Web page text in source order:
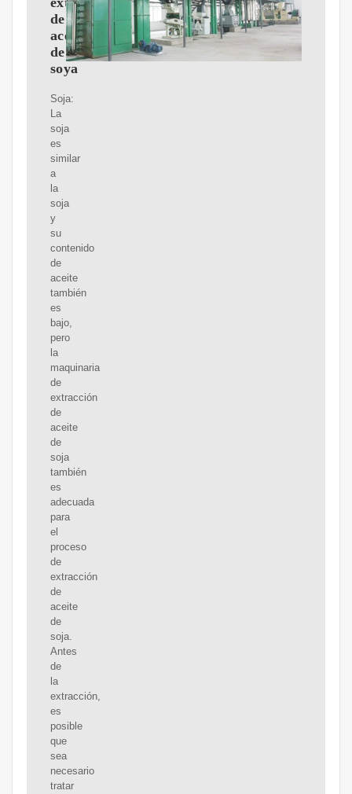
de
aceite
de
soya
Soja:
La
soja
es
similar
a
la
soja
y
su
contenido
de
aceite
también
es
bajo,
pero
la
maquinaria
de
extracción
de
aceite
de
soja
también
es
adecuada
para
el
proceso
de
extracción
de
aceite
de
soja.
Antes
de
la
extracción,
es
posible
que
sea
necesario
tratar